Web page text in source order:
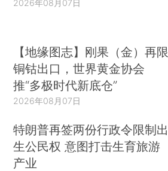
2026年08月07日
【地缘图志】刚果（金）再限
铜钴出口，世界黄金协会
推“多极时代新底仓”
2026年08月07日
特朗普再签两份行政令限制出
生公民权 意图打击生育旅游
产业